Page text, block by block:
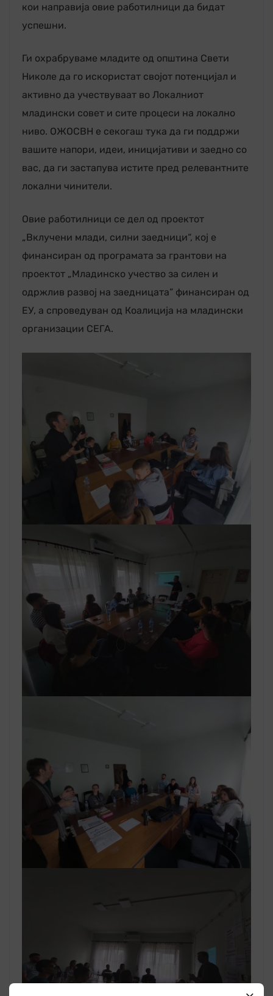
кои направија овие работилници да бидат
успешни.
Ги охрабруваме младите од општина Свети
Николе да го искористат својот потенцијал и
активно да учествуваат во Локалниот
младински совет и сите процеси на локално
ниво. ОЖОСВН е секогаш тука да ги поддржи
вашите напори, идеи, иницијативи и заедно со
вас, да ги застапува истите пред релевантните
локални чинители.
Овие работилници се дел од проектот
„Вклучени млади, силни заедници“, кој е
финансиран од програмата за грантови на
проектот „Младинско учество за силен и
одржлив развој на заедницата” финансиран од
ЕУ, а спроведуван од Коалиција на младински
организации СЕГА.